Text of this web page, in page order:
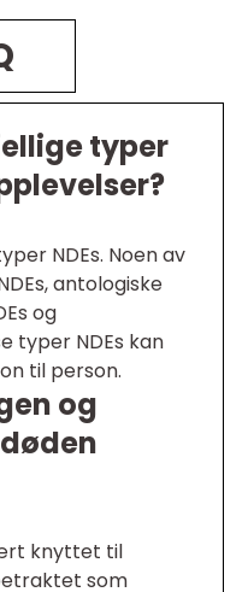
typer
NDEs. Noen av
antologiske
og
typer NDEs kan
til person.
og
knyttet til
som